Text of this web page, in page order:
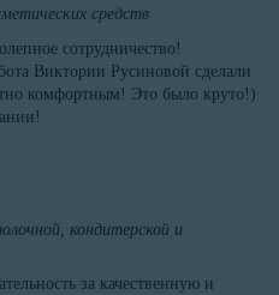
средств
сотрудничество!
Виктории Русиновой сделали
комфортным! Это было круто!)
кондитерской и
за качественную и